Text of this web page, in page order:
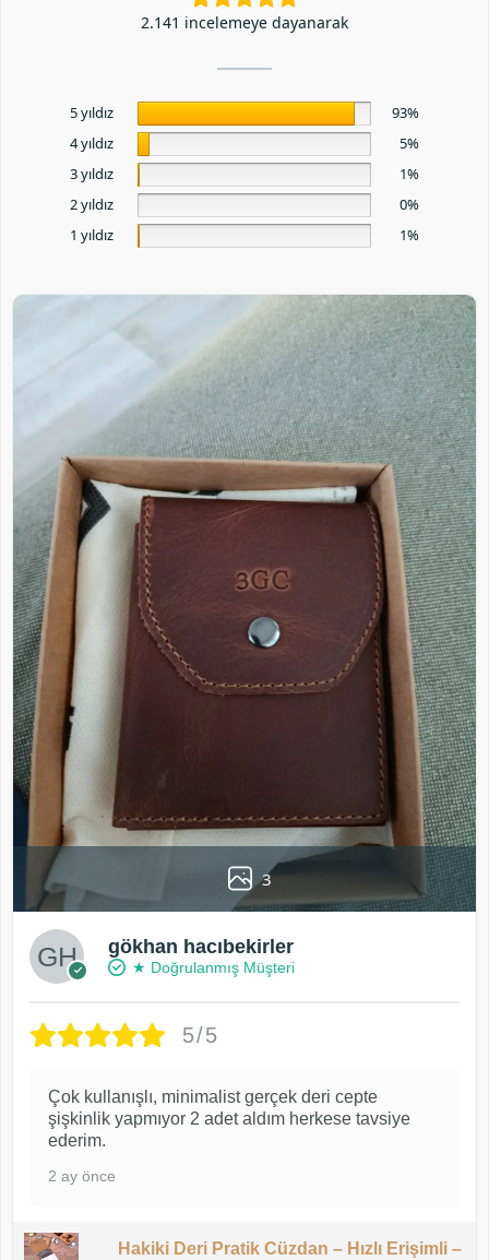
2.141 incelemeye dayanarak
5 yıldız
93%
4 yıldız
5%
3 yıldız
1%
2 yıldız
0%
1 yıldız
1%
3
gökhan hacıbekirler
★ Doğrulanmış Müşteri
5/5
Çok kullanışlı, minimalist gerçek deri cepte
şişkinlik yapmıyor 2 adet aldım herkese tavsiye
ederim.
2 ay önce
Hakiki Deri Pratik Cüzdan – Hızlı Erişimli –